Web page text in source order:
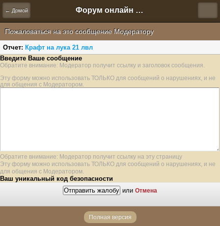
← Домой Форум онлайн игры "Новая Эра" (Нюра Биз)
Пожаловаться на это сообщение Модератору
Отчет: Крафт на лука 21 лвл
Введите Ваше сообщение
Обратите внимание: Модератор получит ссылку и заголовок сообщения.
Эту форму можно использовать ТОЛЬКО для сообщений о нарушениях, и не
для общения с Модератором.
Обратите внимание: Модератор получит ссылку на эту страницу
Эту форму можно использовать ТОЛЬКО для сообщений о нарушениях, и не
для общения с Модератором.
Ваш уникальный код безопасности
или Отмена
Полная версия